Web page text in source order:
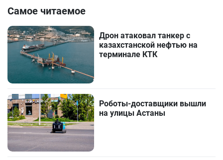
Самое читаемое
Дрон атаковал танкер с
казахстанской нефтью на
терминале КТК
Роботы-доставщики вышли
на улицы Астаны